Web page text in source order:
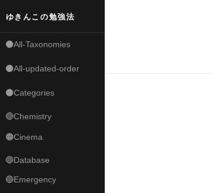
ゆきんこの勉強法
⚫All-Taxonomies
⚫All-updated-order
⚫Categories
🔴Chemistry
🟠Cinema
🔵Database
🔵Emergency